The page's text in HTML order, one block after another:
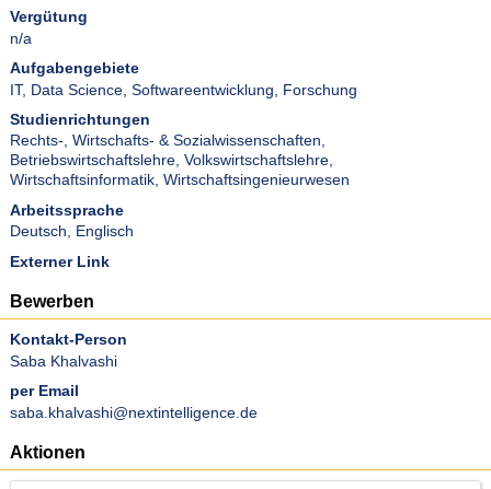
Vergütung
n/a
Aufgabengebiete
IT, Data Science Softwareentwicklung
Forschung
Studienrichtungen
Rechts-, Wirtschafts- & Sozialwissenschaften,
Betriebswirtschaftslehre, Volkswirtschaftslehre,
Wirtschaftsinformatik, Wirtschaftsingenieurwesen
Arbeitssprache
Deutsch, Englisch
Externer Link
Bewerben
Kontakt-Person
Saba Khalvashi
per Email
saba.khalvashi@nextintelligence.de
Aktionen